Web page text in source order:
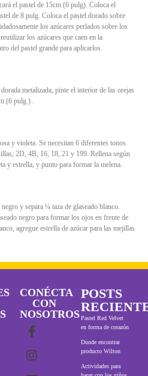
el pastel de 15cm (6 pulg). Coloca el
de 8 pulg. Coloca el pastel dorado sobre
los azúcares perlados sobre los
los azúcares que caen en la
del pastel grande para aplicarlos.
metalizada, pinte el interior de las orejas
(6 pulg.) .
y violeta. Se necesitan 6 diferentes tonos.
2D, 4B, 16, 18, 21 y 199. Rellena según
y estrella, y punto para formar la melena.
y separa ¼ taza de glaseado blanco.
negro para formar los ojos en frente de
agregue estrella de azúcar para las mejillas
CONÉCTA
CON
NOSOTROS
POSTS
Pastel Red Velvet
en forma de corazón
Donde encontrar
producto Wilton
Actividades para